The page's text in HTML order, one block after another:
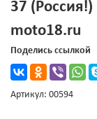
37
moto18.ru
Поделись ссылкой
Артикул: 00594